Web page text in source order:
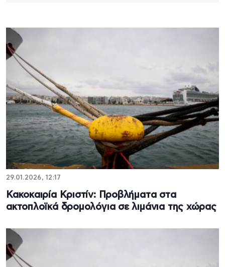
29.01.2026, 12:17
Κακοκαιρία Κριστίν: Προβλήματα στα
ακτοπλοϊκά δρομολόγια σε λιμάνια της χώρας